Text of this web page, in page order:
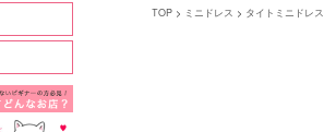
TOP ミニドレス タイトミニドレス